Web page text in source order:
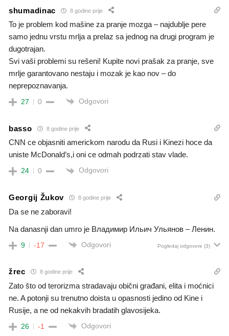
shumadinac 8 godine prije
To je problem kod mašine za pranje mozga – najdublje pere
samo jednu vrstu mrlja a prelaz sa jednog na drugi program je
dugotrajan.
Svi vaši problemi su rešeni! Kupite novi prašak za pranje, sve
mrlje garantovano nestaju i mozak je kao nov – do
neprepoznavanja.
27 0 Odgovori
basso 8 godine prije
CNN ce objasniti americkom narodu da Rusi i Kinezi hoce da
uniste McDonald’s,i oni ce odmah podrzati stav vlade.
24 0 Odgovori
Georgij Žukov 8 godine prije
Da se ne zaboravi!
Na danasnji dan umro je Владимир Ильич Ульянов – Ленин.
9 -17 Odgovori Pogledaj odgovore (3)
žrec 8 godine prije
Zato što od terorizma stradavaju obični građani, elita i moćnici
ne. A potonji su trenutno doista u opasnosti jedino od Kine i
Rusije, a ne od nekakvih bradatih glavosijeka.
26 -1 Odgovori